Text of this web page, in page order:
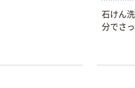
石けん
分でさ